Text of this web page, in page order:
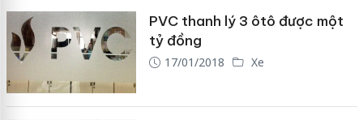
PVC thanh lý 3 ôtô được một
tỷ đồng
17/01/2018 Xe